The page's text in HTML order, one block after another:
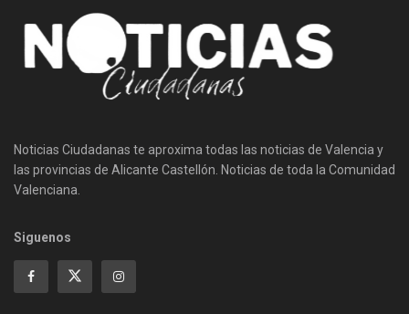
Noticias Ciudadanas te aproxima todas las noticias de Valencia y
las provincias de Alicante Castellón. Noticias de toda la Comunidad
Valenciana.
Siguenos